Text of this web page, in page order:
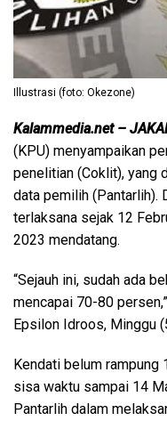
Illustrasi (foto: Okezone)
Kalammedia.net –
(KPU) menyampaikan
penelitian (Coklit), yang
data pemilih (Pantarlih).
terlaksana sejak 12
2023 mendatang.
“Sejauh ini, sudah ada
mencapai 70-80
Epsilon Idroos, Minggu
Kendati belum rampung
sisa waktu sampai 14
Pantarlih dalam